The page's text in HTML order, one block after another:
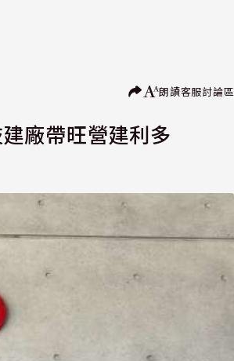
朗讀客服討論區
廠帶旺營建利多